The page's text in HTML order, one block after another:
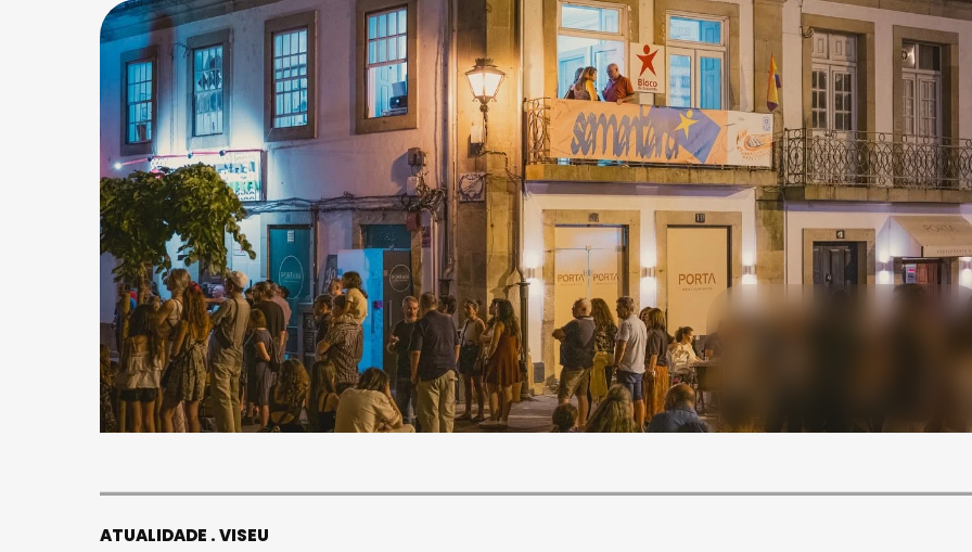
ATUALIDADE VISEU
SOCIEDADE